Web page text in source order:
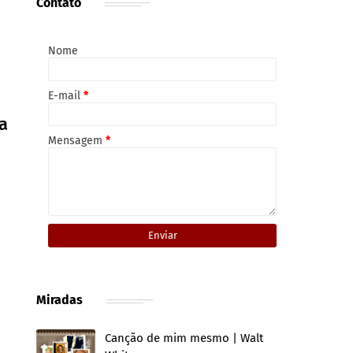
Nome
E-mail *
Mensagem *
Miradas
Canção de mim mesmo | Walt